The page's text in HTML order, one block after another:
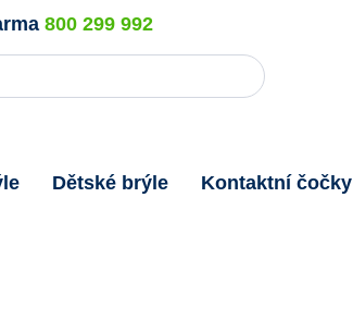
800 299 992
Dětské brýle Kontaktní čočky